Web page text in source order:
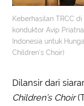
Keberhasilan TRCC
konduktor Avip
Indonesia untuk
Children’s Choir)
Dilansir dari
Children’s Choir